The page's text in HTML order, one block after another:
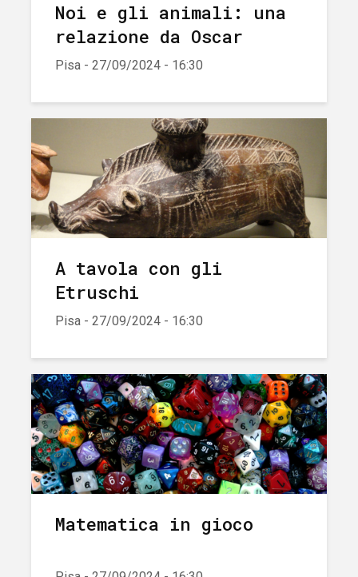
Noi e gli animali: una
relazione da Oscar
Pisa - 27/09/2024 - 16:30
A tavola con gli
Etruschi
Pisa - 27/09/2024 - 16:30
Matematica in gioco